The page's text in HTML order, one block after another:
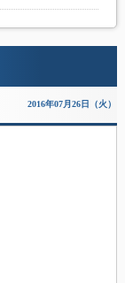
2016年07月26日（火）